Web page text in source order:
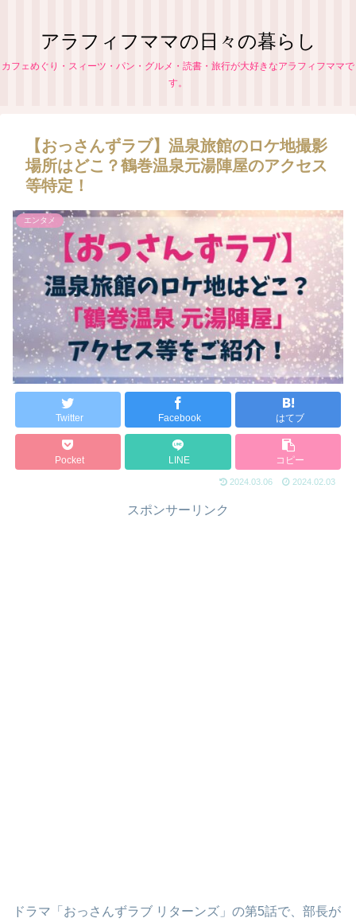
アラフィフママの日々の暮らし
カフェめぐり・スィーツ・パン・グルメ・読書・旅行が大好きなアラフィフママで
す。
【おっさんずラブ】温泉旅館のロケ地撮影
場所はどこ？鶴巻温泉元湯陣屋のアクセス
等特定！
エンタメ
Twitter Facebook はてブ
Pocket LINE コピー
2024.03.06 2024.02.03
スポンサーリンク
ドラマ「おっさんずラブ リターンズ」の第5話で、部長が